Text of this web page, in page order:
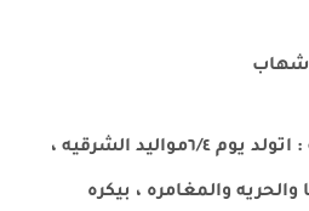
شهاب
شهاب وهو ينظر لصديقه : اتولد يوم ٦/٤مواليد الشرقيه ،
والحريه والمغامره ، بيكره